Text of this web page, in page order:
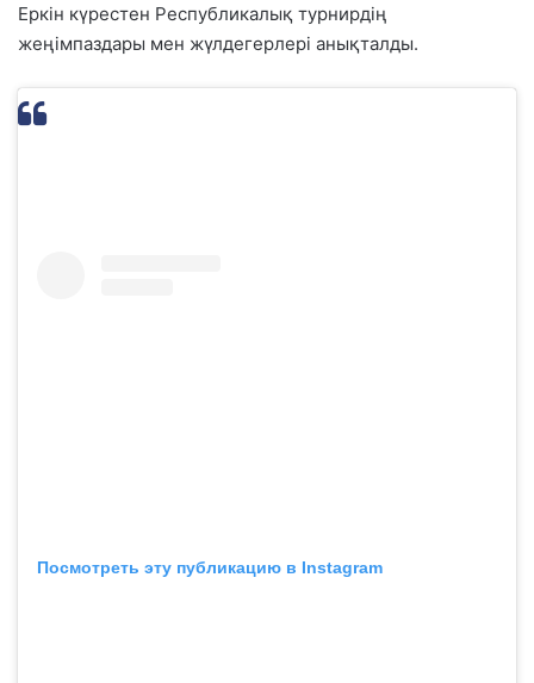
Еркін күрестен Республикалық турнирдің
жеңімпаздары мен жүлдегерлері анықталды.
Посмотреть эту публикацию в Instagram